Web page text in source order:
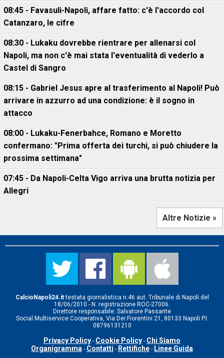
08:45 - Favasuli-Napoli, affare fatto: c'è l'accordo col
Catanzaro, le cifre
08:30 - Lukaku dovrebbe rientrare per allenarsi col
Napoli, ma non c'è mai stata l'eventualità di vederlo a
Castel di Sangro
08:15 - Gabriel Jesus apre al trasferimento al Napoli! Può
arrivare in azzurro ad una condizione: è il sogno in
attacco
08:00 - Lukaku-Fenerbahce, Romano e Moretto
confermano: "Prima offerta dei turchi, si può chiudere la
prossima settimana"
07:45 - Da Napoli-Celta Vigo arriva una brutta notizia per
Allegri
Altre Notizie »
CalcioNapoli24.ittestata giornalistica n.46 aut. Tribunale di Napoli del
18/06/2010 - N. registrazione ROC-27006.
Direttore responsabile: Salvatore Passante
Social Multiservice Cooperativa, Via Dei Fiorentini 21, 80133 Napoli P.I.
08796131210
Privacy Policy - Cookie Policy - Chi Siamo
Organigramma - Contatti - Rettifiche - Linee Guida